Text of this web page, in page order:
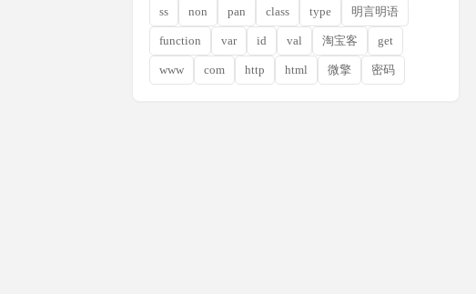
ss non pan class type 明言明语
function var id val 淘宝客 get
www com http html 微擎 密码